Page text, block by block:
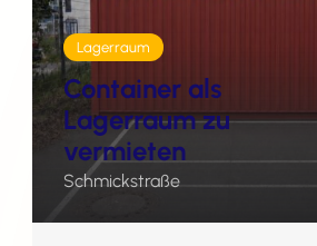
Lagerraum
Container als
Lagerraum zu
vermieten
Schmickstraße